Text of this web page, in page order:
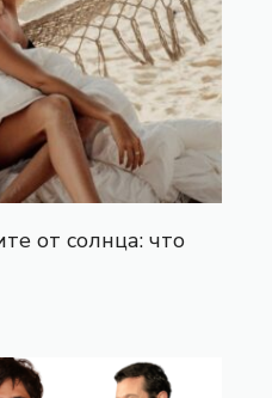
от солнца: что